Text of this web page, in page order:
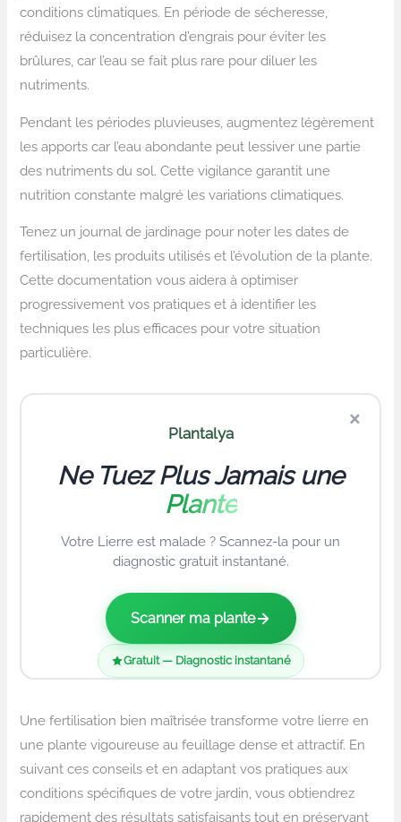
conditions climatiques. En période de sécheresse,
réduisez la concentration d’engrais pour éviter les
brûlures, car l’eau se fait plus rare pour diluer les
nutriments.
Pendant les périodes pluvieuses, augmentez légèrement
les apports car l’eau abondante peut lessiver une partie
des nutriments du sol. Cette vigilance garantit une
nutrition constante malgré les variations climatiques.
Tenez un journal de jardinage pour noter les dates de
fertilisation, les produits utilisés et l’évolution de la plante.
Cette documentation vous aidera à optimiser
progressivement vos pratiques et à identifier les
techniques les plus efficaces pour votre situation
particulière.
×
Plantalya
Ne Tuez Plus Jamais une
Plante
Votre Lierre est malade ? Scannez-la pour un
diagnostic gratuit instantané.
Scanner ma plante
Gratuit — Diagnostic instantané
Une fertilisation bien maîtrisée transforme votre lierre en
une plante vigoureuse au feuillage dense et attractif. En
suivant ces conseils et en adaptant vos pratiques aux
conditions spécifiques de votre jardin, vous obtiendrez
rapidement des résultats satisfaisants tout en préservant